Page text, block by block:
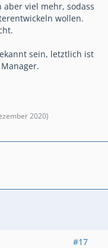
viel mehr, sodass
wollen.
sein, letztlich ist
2020)
#17